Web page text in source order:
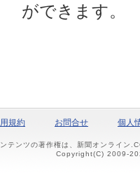
ができます。
規約 お問合せ 個人
テンツの著作権は、新聞オンライン
Copyright(C) 2009-